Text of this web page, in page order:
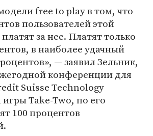
free to play в том, что
пользователей этой
за нее. Платят только
в наиболее удачный
— заявил Зельник,
конференции для
Suisse Technology
Take-Two, по его
100 процентов